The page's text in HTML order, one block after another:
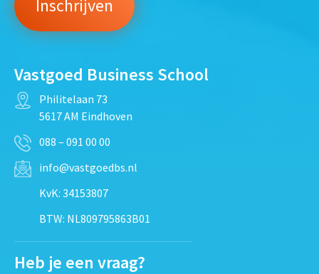
Vastgoed Business School
Philitelaan 73
5617 AM Eindhoven
088 – 091 00 00
info@vastgoedbs.nl
KvK: 34153807
BTW: NL809795863B01
Heb je een vraag?